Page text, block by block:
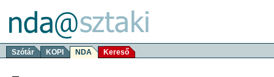
Szótár KOPI NDA Kereső